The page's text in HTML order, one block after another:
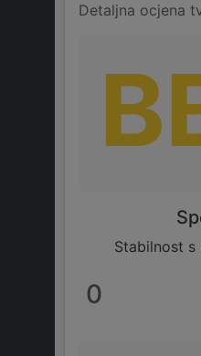
Detaljna ocjena
Stabilnost
0